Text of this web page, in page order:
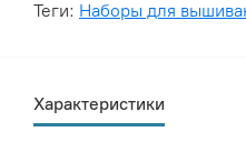
Теги: Наборы для
Характеристики